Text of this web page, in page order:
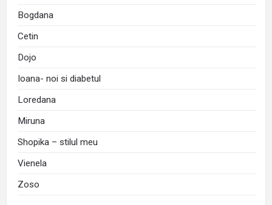
Bogdana
Cetin
Dojo
Ioana- noi si diabetul
Loredana
Miruna
Shopika – stilul meu
Vienela
Zoso